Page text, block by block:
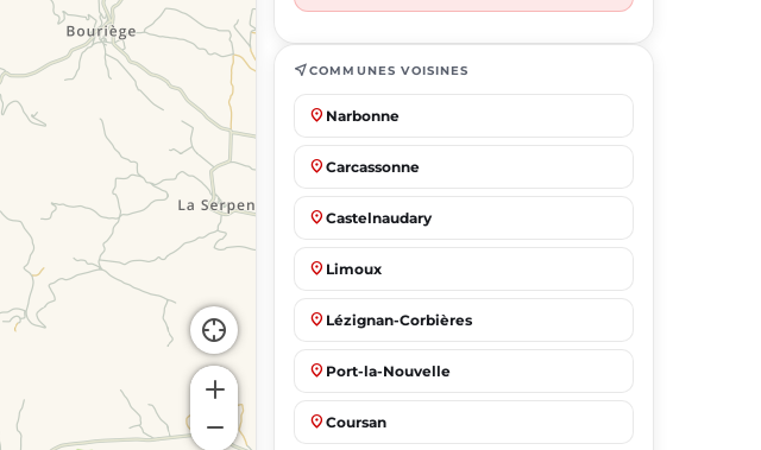
near_meCOMMUNES VOISINES
place Narbonne
place Carcassonne
place Castelnaudary
place Limoux
place Lézignan-Corbières
place Port-la-Nouvelle
place Coursan